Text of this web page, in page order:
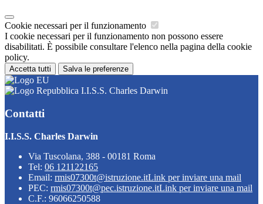
Cookie necessari per il funzionamento
I cookie necessari per il funzionamento non possono essere
disabilitati. È possibile consultare l'elenco nella pagina della cookie
policy.
Accetta tutti Salva le preferenze
I.I.S.S. Charles Darwin
Contatti
I.I.S.S. Charles Darwin
Via Tuscolana, 388 - 00181 Roma
Tel: 06 121122165
Email: rmis07300t@istruzione.itLink per inviare una mail
PEC: rmis07300t@pec.istruzione.itLink per inviare una mail
C.F.: 96066250588